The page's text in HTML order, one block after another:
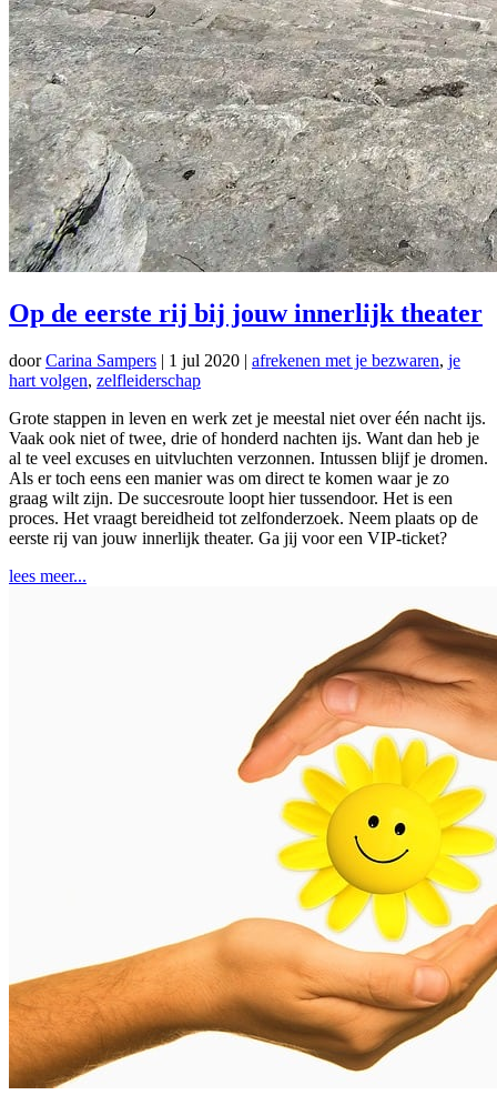
Op de eerste rij bij jouw innerlijk theater
doorCarina Sampers | 1 jul 2020 | afrekenen met je bezwaren, je
hart volgen, zelfleiderschap
Grote stappen in leven en werk zet je meestal niet over één nacht ijs.
Vaak ook niet of twee, drie of honderd nachten ijs. Want dan heb je
al te veel excuses en uitvluchten verzonnen. Intussen blijf je dromen.
Als er toch eens een manier was om direct te komen waar je zo
graag wilt zijn. De succesroute loopt hier tussendoor. Het is een
proces. Het vraagt bereidheid tot zelfonderzoek. Neem plaats op de
eerste rij van jouw innerlijk theater. Ga jij voor een VIP-ticket?
lees meer...